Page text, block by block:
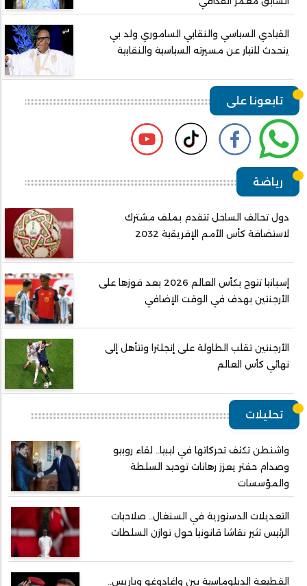
القيادي السياسي والنقابي الساموري ولد بي
يتحدث للتيار عن مسيرته السياسية والنقابية
تابعونا على
رياضة
دول تحالف الساحل تتقدم بملف مشترك
لاستضافة كأس الأمم الإفريقية 2032
إسبانيا تتوج بكأس العالم 2026 بعد فوزها على
الأرجنتين بهدف في الوقت الإضافي
الأرجنتين تقلب الطاولة على إنجلترا وتتأهل إلى
نهائي كأس العالم
تحليلات
واشنطن تكثف تحركاتها في ليبيا.. لقاء روبيو
وصدام حفتر يعزز رهانات توحيد السلطة
والمؤسسات
التعديلات الدستورية في السنغال.. صلاحيات
الرئيس تثير نقاشا قانونيا حول توازن السلطات
القطيعة الدبلوماسية بين واغادوغو وباريس..